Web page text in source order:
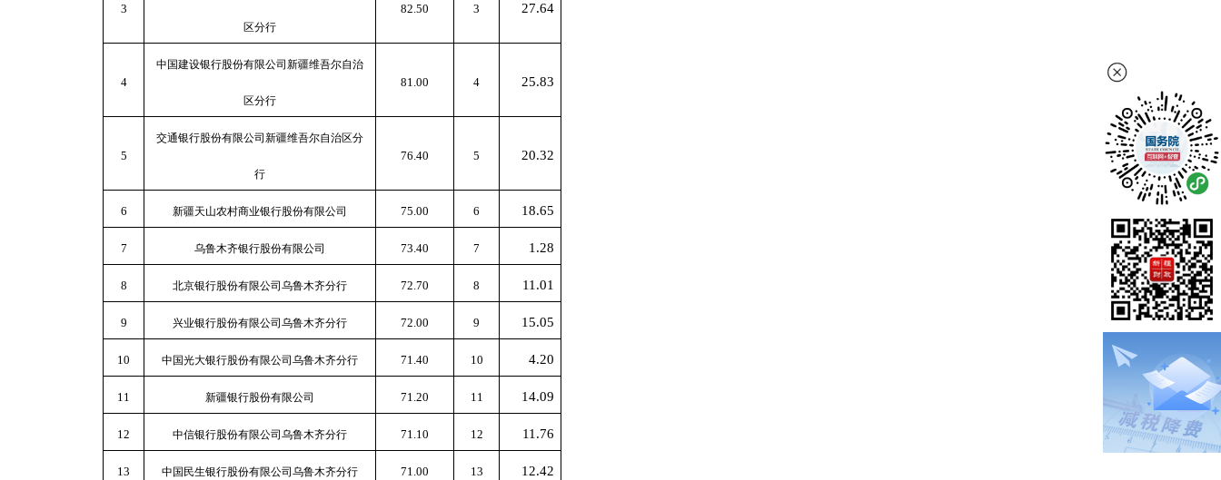
3
区分行
82.50 3 27.64
4
中国建设银行股份有限公司新疆维吾尔自治
区分行
81.00 4 25.83
5
交通银行股份有限公司新疆维吾尔自治区分
行
76.40 5 20.32
6 新疆天山农村商业银行股份有限公司 75.00 6 18.65
7 乌鲁木齐银行股份有限公司 73.40 7 1.28
8 北京银行股份有限公司乌鲁木齐分行 72.70 8 11.01
9 兴业银行股份有限公司乌鲁木齐分行 72.00 9 15.05
10 中国光大银行股份有限公司乌鲁木齐分行 71.40 10 4.20
11 新疆银行股份有限公司 71.20 11 14.09
12 中信银行股份有限公司乌鲁木齐分行 71.10 12 11.76
13 中国民生银行股份有限公司乌鲁木齐分行 71.00 13 12.42